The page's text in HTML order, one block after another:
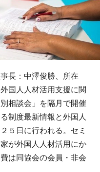
長：中澤俊勝、所在
国人人材活用支援に関
相談会」を隔月で開催
制度最新情報と外国人
５日に行われる。セミ
が外国人人材活用にか
は同協会の会員・非会